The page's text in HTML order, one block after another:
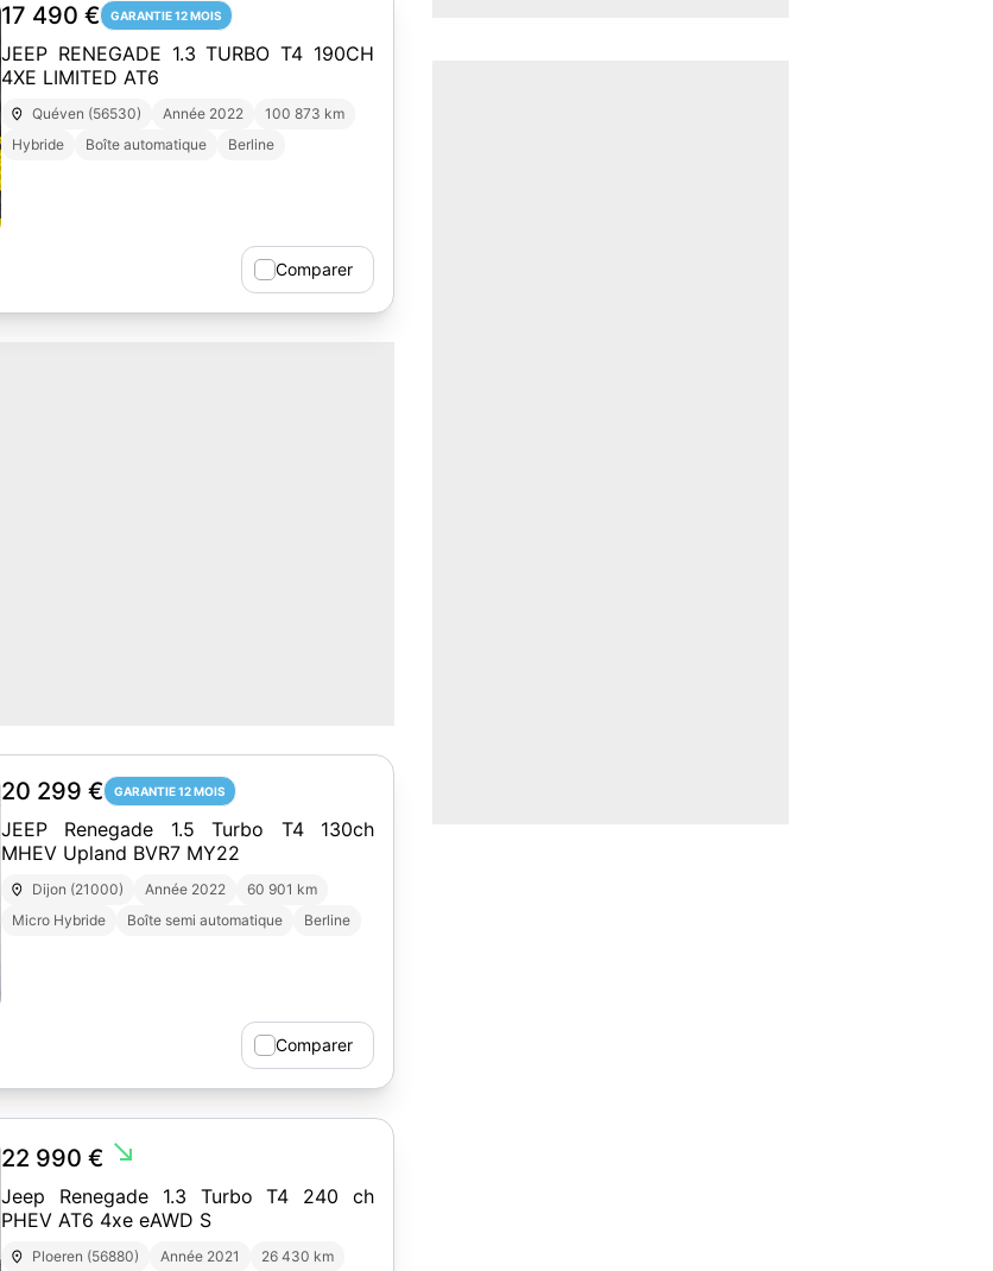
17 490 € GARANTIE 12 MOIS
JEEP RENEGADE 1.3 TURBO T4 190CH
4XE LIMITED AT6
Quéven (56530) Année 2022
100 873 km
Hybride
Boîte automatique Berline
Comparer
20 299 € GARANTIE 12 MOIS
JEEP Renegade 1.5 Turbo T4 130ch
MHEV Upland BVR7 MY22
Dijon (21000) Année 2022
60 901 km
Micro Hybride
Boîte semi automatique Berline
Comparer
22 990 € south_east
Jeep Renegade 1.3 Turbo T4 240 ch
PHEV AT6 4xe eAWD S
Ploeren (56880) Année 2021
26 430 km